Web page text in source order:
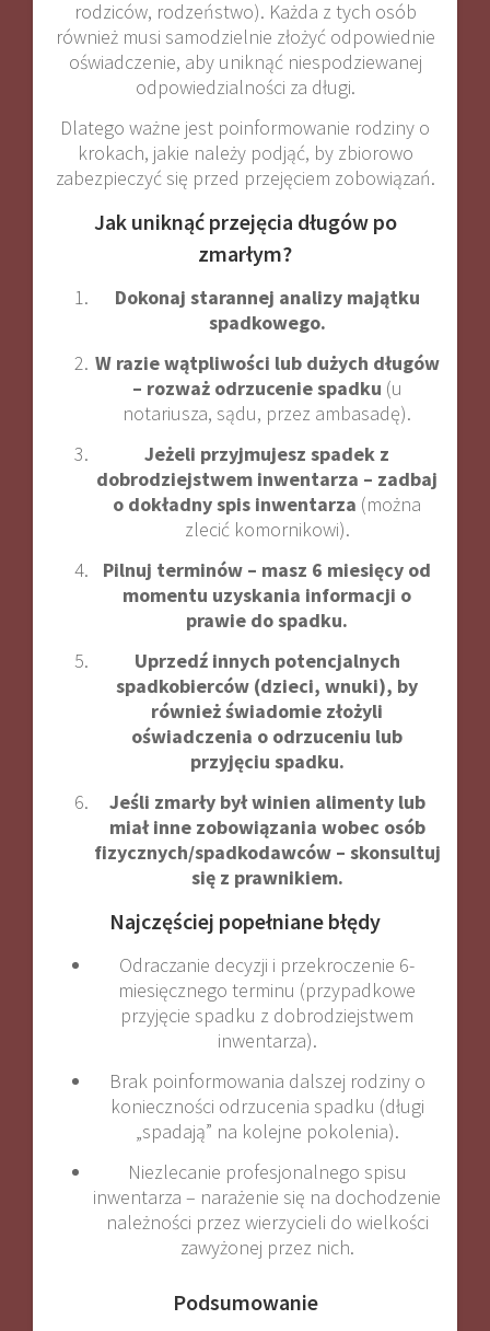
rodziców, rodzeństwo). Każda z tych osób
również musi samodzielnie złożyć odpowiednie
oświadczenie, aby uniknąć niespodziewanej
odpowiedzialności za długi.
Dlatego ważne jest poinformowanie rodziny o
krokach, jakie należy podjąć, by zbiorowo
zabezpieczyć się przed przejęciem zobowiązań.
Jak uniknąć przejęcia długów po
zmarłym?
Dokonaj starannej analizy majątku
spadkowego.
W razie wątpliwości lub dużych długów
– rozważ odrzucenie spadku (u
notariusza, sądu, przez ambasadę).
Jeżeli przyjmujesz spadek z
dobrodziejstwem inwentarza – zadbaj
o dokładny spis inwentarza (można
zlecić komornikowi).
Pilnuj terminów – masz 6 miesięcy od
momentu uzyskania informacji o
prawie do spadku.
Uprzedź innych potencjalnych
spadkobierców (dzieci, wnuki), by
również świadomie złożyli
oświadczenia o odrzuceniu lub
przyjęciu spadku.
Jeśli zmarły był winien alimenty lub
miał inne zobowiązania wobec osób
fizycznych/spadkodawców – skonsultuj
się z prawnikiem.
Najczęściej popełniane błędy
Odraczanie decyzji i przekroczenie 6-
miesięcznego terminu (przypadkowe
przyjęcie spadku z dobrodziejstwem
inwentarza).
Brak poinformowania dalszej rodziny o
konieczności odrzucenia spadku (długi
„spadają” na kolejne pokolenia).
Niezlecanie profesjonalnego spisu
inwentarza – narażenie się na dochodzenie
należności przez wierzycieli do wielkości
zawyżonej przez nich.
Podsumowanie